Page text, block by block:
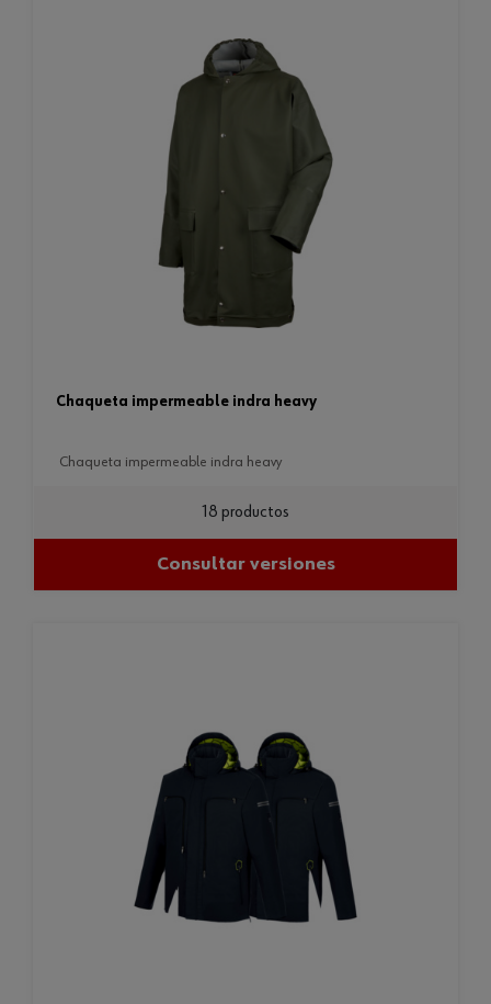
chaqueta impermeable indra heavy
chaqueta impermeable indra heavy
18 productos
Consultar versiones